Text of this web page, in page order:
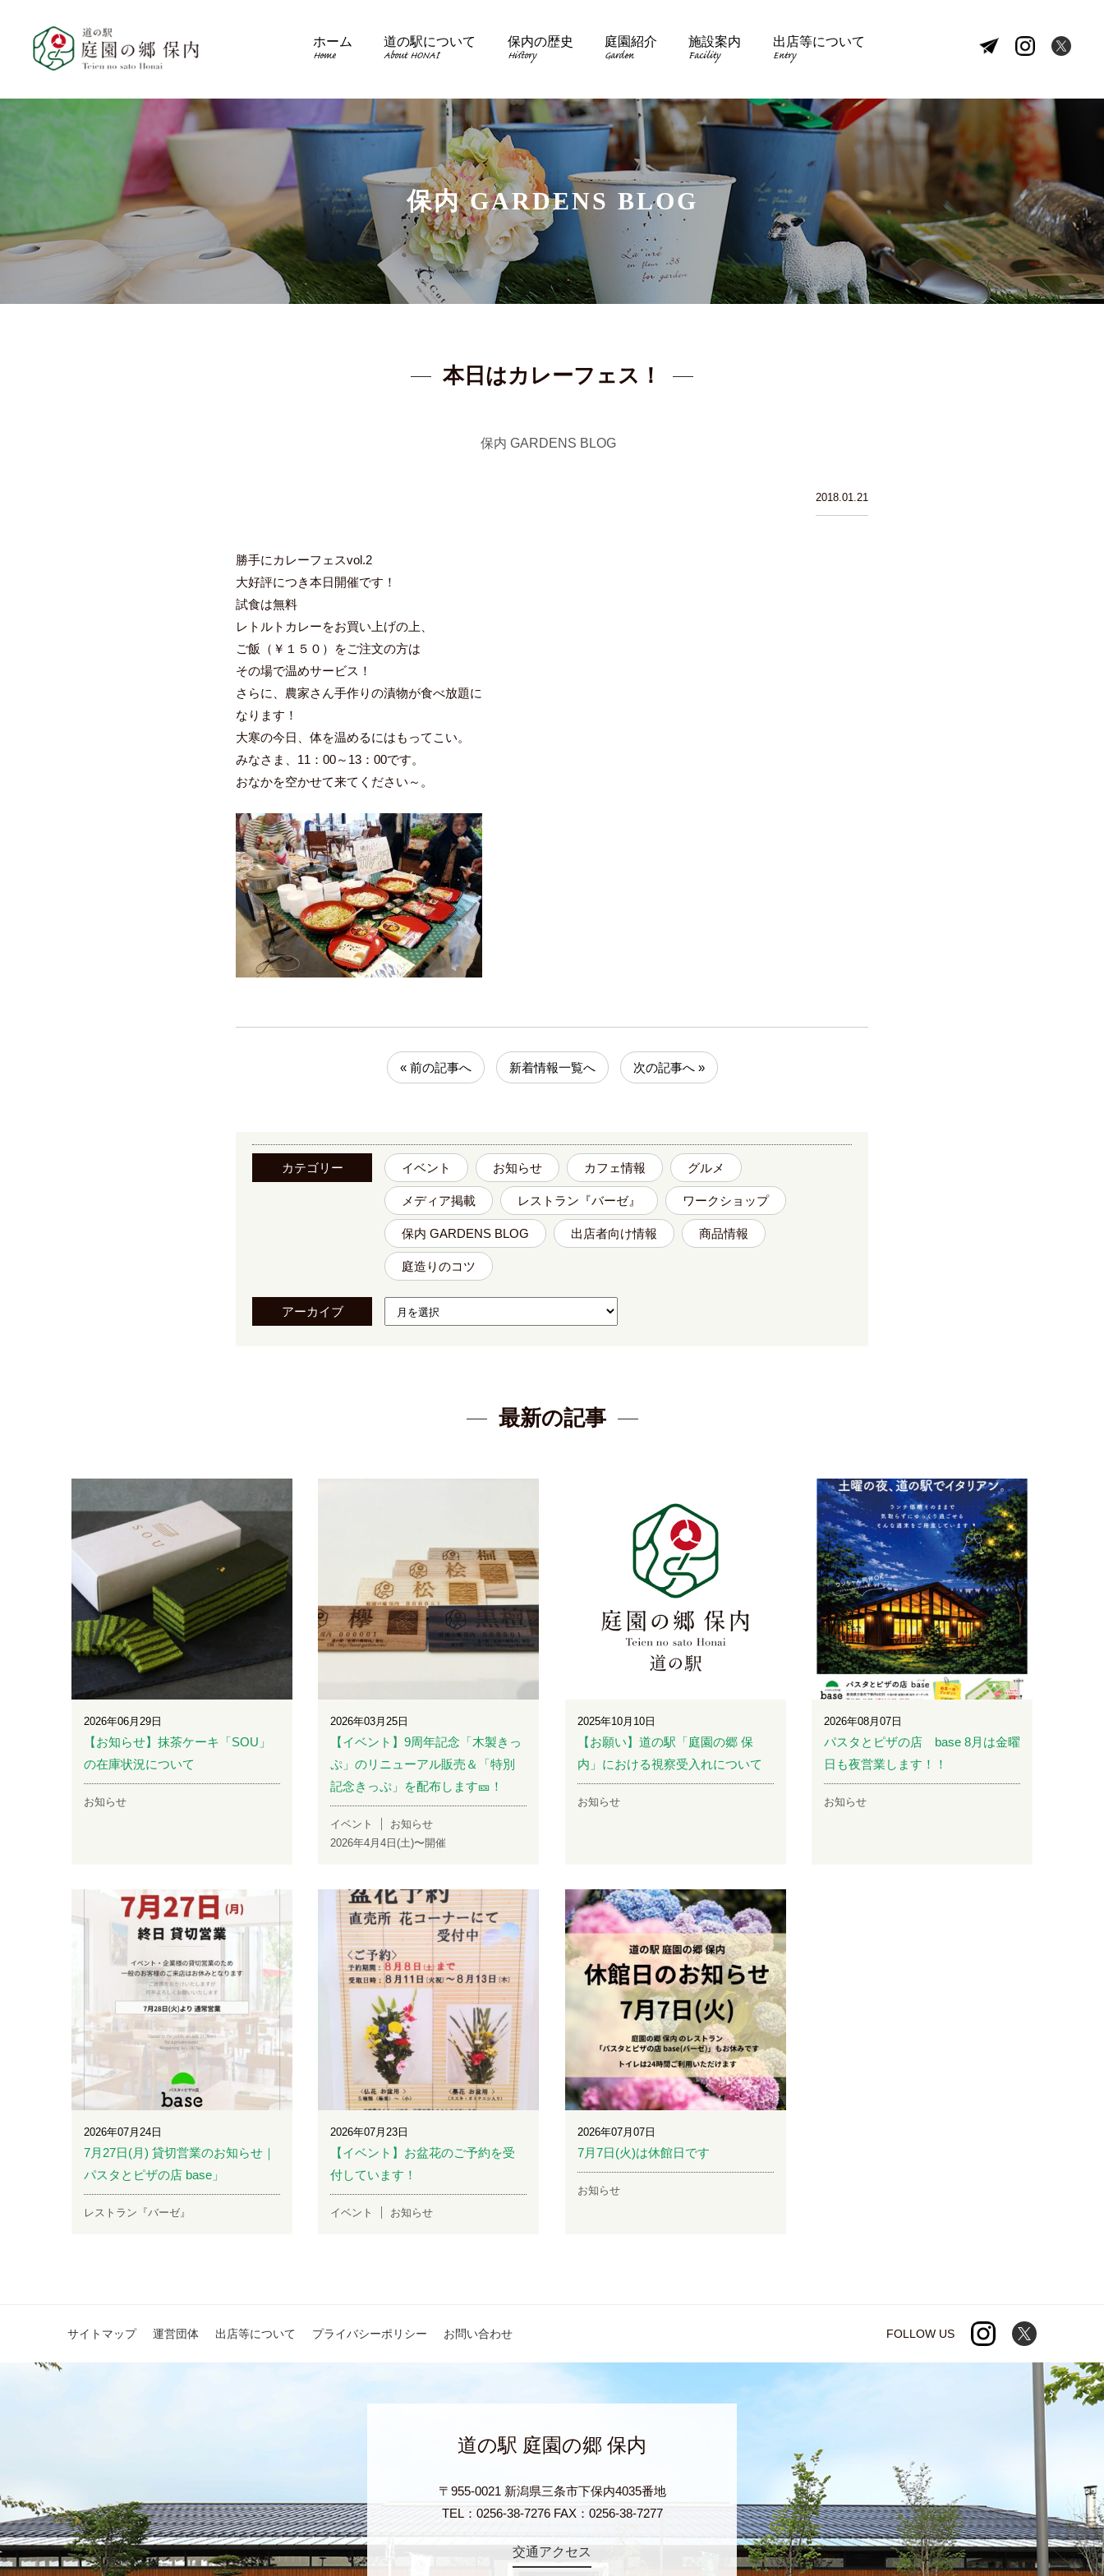
ホーム
Home
道の駅について
About HONAI
保内の歴史
History
庭園紹介
Garden
施設案内
Facility
出店等について
Entry
保内 GARDENS BLOG
本日はカレーフェス！
保内 GARDENS BLOG
2018.01.21
勝手にカレーフェスvol.2
大好評につき本日開催です！
試食は無料
レトルトカレーをお買い上げの上、
ご飯（￥１５０）をご注文の方は
その場で温めサービス！
さらに、農家さん手作りの漬物が食べ放題に
なります！
大寒の今日、体を温めるにはもってこい。
みなさま、11：00～13：00です。
おなかを空かせて来てください～。
« 前の記事へ 新着情報一覧へ 次の記事へ »
カテゴリー イベント お知らせ カフェ情報 グルメ
メディア掲載 レストラン『バーゼ』 ワークショップ
保内 GARDENS BLOG 出店者向け情報 商品情報
庭造りのコツ
アーカイブ
最新の記事
2026年06月29日
【お知らせ】抹茶ケーキ「SOU」
の在庫状況について
お知らせ
2026年03月25日
【イベント】9周年記念「木製きっ
ぷ」のリニューアル販売＆「特別
記念きっぷ」を配布します🎫！
イベント
お知らせ
2026年4月4日(土)〜開催
2025年10月10日
【お願い】道の駅「庭園の郷 保
内」における視察受入れについて
お知らせ
2026年08月07日
パスタとピザの店 base 8月は金曜
日も夜営業します！！
お知らせ
2026年07月24日
7月27日(月) 貸切営業のお知らせ｜
パスタとピザの店 base」
レストラン『バーゼ』
2026年07月23日
【イベント】お盆花のご予約を受
付しています！
イベント お知らせ
2026年07月07日
7月7日(火)は休館日です
お知らせ
サイトマップ 運営団体 出店等について プライバシーポリシー お問い合わせ FOLLOW US
道の駅 庭園の郷 保内
〒955-0021 新潟県三条市下保内4035番地
TEL：0256-38-7276 FAX：0256-38-7277
交通アクセス